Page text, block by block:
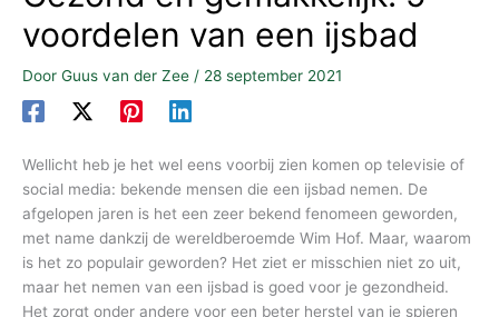
voordelen van een ijsbad
Door Guus van der Zee / 28 september 2021
Wellicht heb je het wel eens voorbij zien komen op televisie of
social media: bekende mensen die een ijsbad nemen. De
afgelopen jaren is het een zeer bekend fenomeen geworden,
met name dankzij de wereldberoemde Wim Hof. Maar, waarom
is het zo populair geworden? Het ziet er misschien niet zo uit,
maar het nemen van een ijsbad is goed voor je gezondheid.
Het zorgt onder andere voor een beter herstel van je spieren